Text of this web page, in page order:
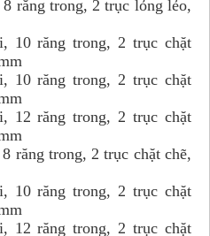
răng trong, 2 trục lỏng lẻo,
10 răng trong, 2 trục chặt
10 răng trong, 2 trục chặt
12 răng trong, 2 trục chặt
răng trong, 2 trục chặt chẽ,
10 răng trong, 2 trục chặt
12 răng trong, 2 trục chặt